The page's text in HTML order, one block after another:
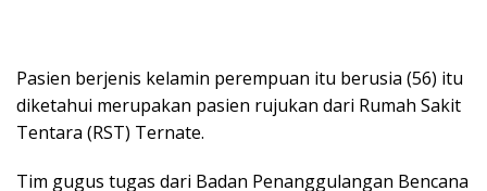
Pasien berjenis kelamin perempuan itu berusia (56) itu
diketahui merupakan pasien rujukan dari Rumah Sakit
Tentara (RST) Ternate.
Tim gugus tugas dari Badan Penanggulangan Bencana